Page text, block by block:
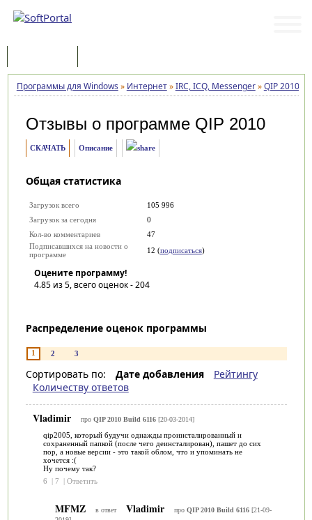
Программы для Windows » Интернет»IRC, ICQ, Messenger»QIP 2010
Отзывы о программе QIP 2010
СКАЧАТЬ Описание
Общая статистика
Загрузок всего
105 996
Загрузок за сегодня
0
Кол-во комментариев
47
Подписавшихся на новости о
программе
12 (подписаться)
Оцените программу!
4.85из 5, всего оценок -204
Распределение оценок программы
1 2 3
Сортировать по: Дате добавления
Рейтингу
Количеству ответов
Vladimir про QIP 2010 Build 6116[20-03-2014]
qip2005, который будучи однажды проинсталированный и
сохраненный папкой (после чего деинсталирован), пашет до сих
пор, а новые версии - это такой облом, что и упоминать не
хочется :(
Ну почему так?
6
| 7 | Ответить
MFMZ в ответ Vladimir про QIP 2010 Build 6116[21-09-